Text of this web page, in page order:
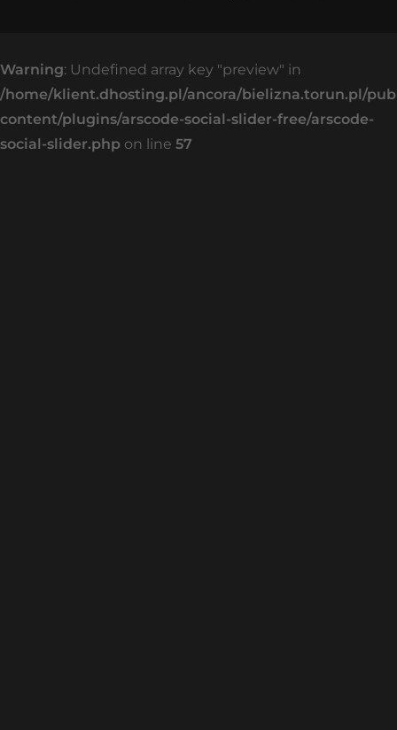
Warning: Undefined array key "preview" in
/home/klient.dhosting.pl/ancora/bielizna.torun.pl/
content/plugins/arscode-social-slider-free/arscode-
social-slider.php on line 57